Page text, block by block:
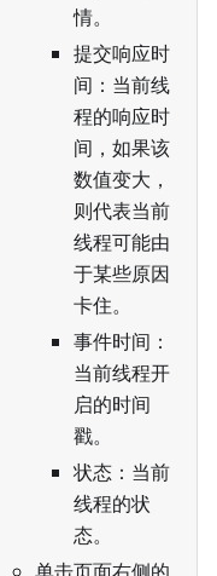
情。
提交响应时
间：当前线
程的响应时
间，如果该
数值变大，
则代表当前
线程可能由
于某些原因
卡住。
事件时间：
当前线程开
启的时间
戳。
状态：当前
线程的状
态。